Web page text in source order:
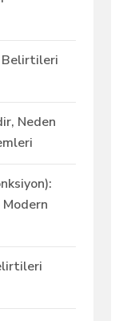
Belirtileri
Neden